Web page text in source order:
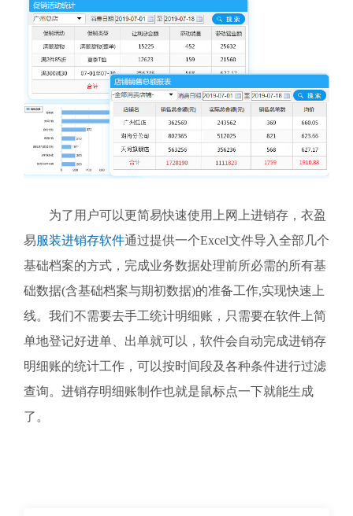
为了用户可以更简易快速使用上网上进销存，衣盈
易服装进销存软件通过提供一个Excel文件导入全部几个
基础档案的方式，完成业务数据处理前所必需的所有基
础数据(含基础档案与期初数据)的准备工作,实现快速上
线。我们不需要去手工统计明细账，只需要在软件上简
单地登记好进单、出单就可以，软件会自动完成进销存
明细账的统计工作，可以按时间段及各种条件进行过滤
查询。进销存明细账制作也就是鼠标点一下就能生成
了。